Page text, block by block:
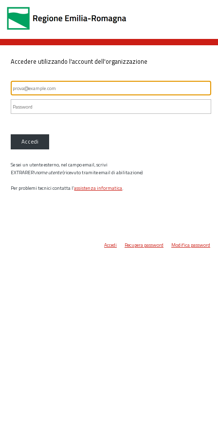
Accedere utilizzando l'account dell'organizzazione
Accedi
Se sei un utente esterno, nel campo email, scrivi
EXTRARER\nome utente(ricevuto tramite email di abilitazione)
Per problemi tecnici contatta l’assistenza informatica.
Accedi Recupera password Modifica password